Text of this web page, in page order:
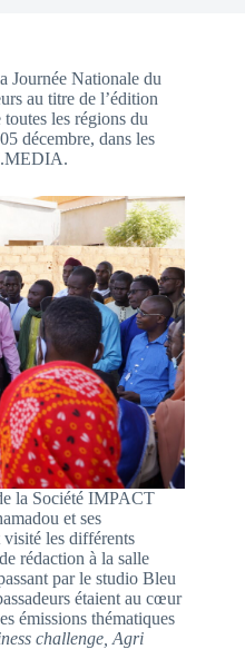
Journée Nationale du
au titre de l’édition
les régions du
décembre, dans les
la Société IMPACT
et ses
visité les différents
rédaction à la salle
par le studio Bleu
étaient au cœur
émissions thématiques
challenge, Agri